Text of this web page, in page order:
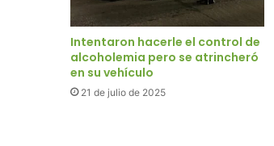
Intentaron hacerle el control de
alcoholemia pero se atrincheró
en su vehículo
21 de julio de 2025